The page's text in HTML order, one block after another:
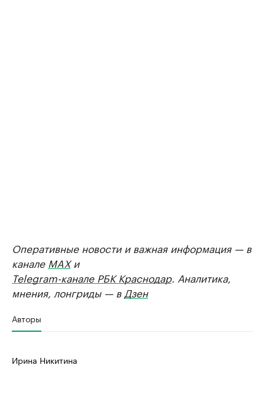
Оперативные новости и важная информация — в
канале MAXи
Telegram-канале РБК Краснодар. Аналитика,
мнения, лонгриды — в Дзен
Авторы
Ирина Никитина